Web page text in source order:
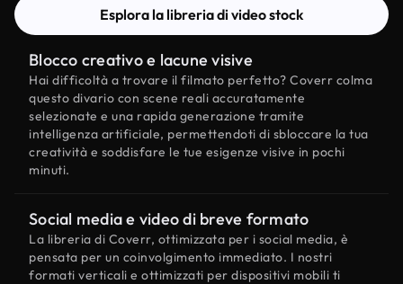
Esplora la libreria di video stock
Blocco creativo e lacune visive
Hai difficoltà a trovare il filmato perfetto? Coverr colma
questo divario con scene reali accuratamente
selezionate e una rapida generazione tramite
intelligenza artificiale, permettendoti di sbloccare la tua
creatività e soddisfare le tue esigenze visive in pochi
minuti.
Social media e video di breve formato
La libreria di Coverr, ottimizzata per i social media, è
pensata per un coinvolgimento immediato. I nostri
formati verticali e ottimizzati per dispositivi mobili ti